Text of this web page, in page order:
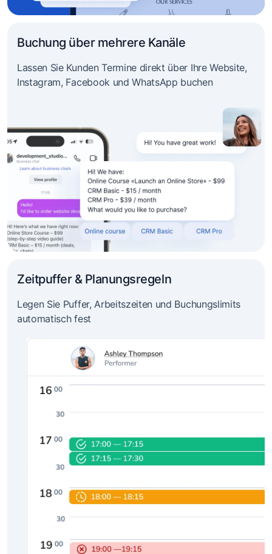
Buchung über mehrere Kanäle
Lassen Sie Kunden Termine direkt über Ihre Website,
Instagram, Facebook und WhatsApp buchen
Zeitpuffer & Planungsregeln
Legen Sie Puffer, Arbeitszeiten und Buchungslimits
automatisch fest